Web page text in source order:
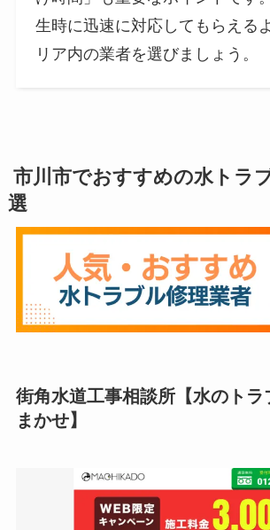
生時に迅速に対応してもらえる
リア内の業者を選びましょう。
市川市でおすすめの水トラ
選
街角水道工事相談所【水のトラ
まかせ】